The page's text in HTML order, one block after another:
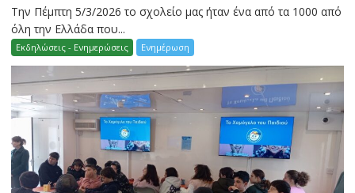
Την Πέμπτη 5/3/2026 το σχολείο μας ήταν ένα από τα 1000 από
όλη την Ελλάδα που...
Εκδηλώσεις - Ενημερώσεις Ενημέρωση